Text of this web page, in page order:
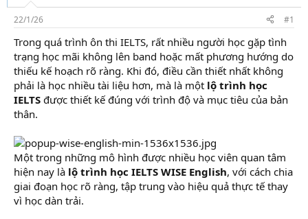
s
t
a
r
t
e
r
i
22/1/26 #1
Trong quá trình ôn thi IELTS, rất nhiều người học gặp tình
trạng học mãi không lên band hoặc mất phương hướng do
thiếu kế hoạch rõ ràng. Khi đó, điều cần thiết nhất không
phải là học nhiều tài liệu hơn, mà là một lộ trình học
IELTS được thiết kế đúng với trình độ và mục tiêu của bản
thân.
Một trong những mô hình được nhiều học viên quan tâm
hiện nay là lộ trình học IELTS WISE English, với cách chia
giai đoạn học rõ ràng, tập trung vào hiệu quả thực tế thay
vì học dàn trải.